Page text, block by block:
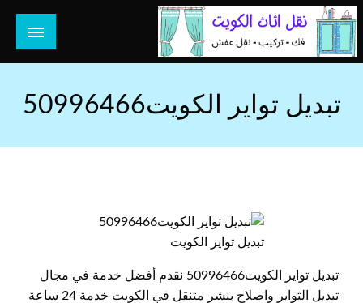
التخطي
إلى
المحتوى
هل تبحث عن أفضل خدمات بالكويت؟ خدمة فك نقل تركيب صيانة
تبديل تواير الكويت50996466
تبديل تواير الكويت
تبديل تواير الكويت50996466 نقدم أفضل خدمة في مجال
تبديل التواير واصلاح بنشر متنقل في الكويت خدمة 24 ساعة